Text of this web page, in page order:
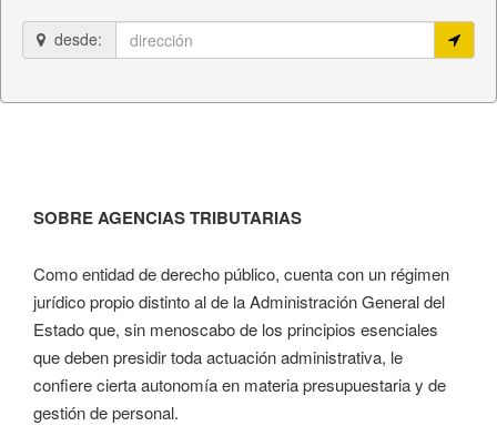
desde:
SOBRE AGENCIAS TRIBUTARIAS
Como entidad de derecho público, cuenta con un régimen
jurídico propio distinto al de la Administración General del
Estado que, sin menoscabo de los principios esenciales
que deben presidir toda actuación administrativa, le
confiere cierta autonomía en materia presupuestaria y de
gestión de personal.